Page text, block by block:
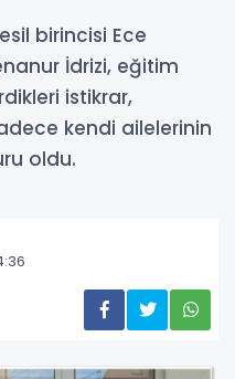
birincisi Ece
İdrizi, eğitim
istikrar,
kendi ailelerinin
oldu.